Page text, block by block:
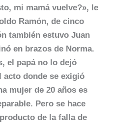
mi mamá vuelve?», le
Ramón, de cinco
también estuvo Juan
en brazos de Norma.
el papá no lo dejó
acto donde se exigió
mujer de 20 años es
Pero se hace
de la falla de